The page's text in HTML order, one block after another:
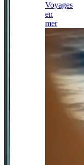
Voyages
en
mer